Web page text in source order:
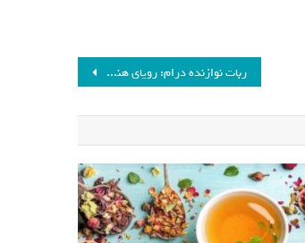
ربات نوازنده درام: رویای هنری در پیشرفت فناوری